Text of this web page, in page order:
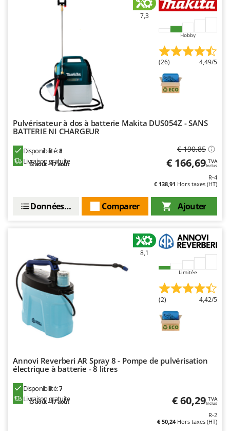
Ripartrak
Rossofuoco
Rover Pompe
Royal Food
S
Santos
Seven Italy
Simatech
Sirman
Skil
Smartwood
Smeg
Snapper
Spice Electronics
Spiralmac
Spring Protezione
Spyro
7,3
Hobby
(26) 4,49/5
Pulvérisateur à dos à batterie Makita DUS054Z - SANS
BATTERIE NI CHARGEUR
Disponibilité:8
Livraison gratuite
13 août - 17 août
€ 190,85
€ 166,69 TVA
Inclus
R-4
€ 138,91 Hors taxes (HT)
Ajouter
Comparer
Données techniques
8,1
Limitée
(2) 4,42/5
Annovi Reverberi AR Spray 8 - Pompe de pulvérisation
électrique à batterie - 8 litres
Disponibilité:7
Livraison gratuite
13 août - 17 août € 60,29 TVA
Inclus
R-2
€ 50,24Hors taxes (HT)